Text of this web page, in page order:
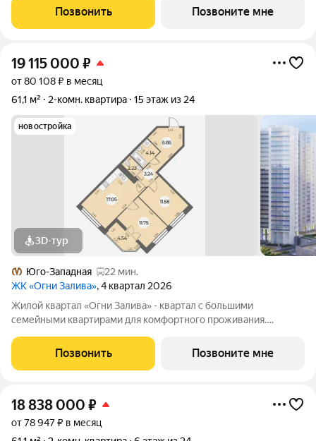
Залива» по адресу: ул. Маршала Захарова, дом 8, стр.1 и дом 10,
стр. 1. 3-5 квартир на
Позвонить Позвоните мне
19 115 000 ₽
от 80 108 ₽ в месяц
61,1 м²
2-комн. квартира 15 этаж из 24
новостройка
3D-тур
Юго-Западная
22 мин.
ЖК «Огни Залива», 4 квартал 2026
Жилой квартал «Огни Залива» - квартал с большими
семейными квартирами для комфортного проживания.
социальная среда. В проекте IV очереди преобладают двух и
Позвонить Позвоните мне
18 838 000 ₽
от 78 947 ₽ в месяц